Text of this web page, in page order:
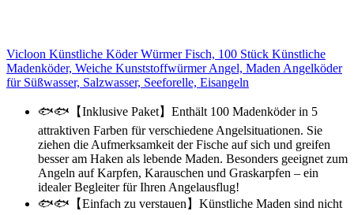
Vicloon Künstliche Köder Würmer Fisch, 100 Stück Künstliche
Madenköder, Weiche Kunststoffwürmer Angel, Maden Angelköder
für Süßwasser, Salzwasser, Seeforelle, Eisangeln
🐟🐟【Inklusive Paket】Enthält 100 Madenköder in 5
attraktiven Farben für verschiedene Angelsituationen. Sie
ziehen die Aufmerksamkeit der Fische auf sich und greifen
besser am Haken als lebende Maden. Besonders geeignet zum
Angeln auf Karpfen, Karauschen und Graskarpfen – ein
idealer Begleiter für Ihren Angelausflug!
🐟🐟【Einfach zu verstauen】Künstliche Maden sind nicht